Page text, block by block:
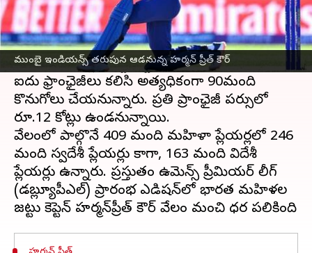
ముంబై ఇండియన్స్ తరుపున ఆడనున్న హర్మన్ ప్రీత్ కౌర్
ఈ వార్తాకథనం ఏంటి
మొట్టమొదటిఉమెన్స్ ప్రీమియర్ లీగ్ వేలంవైభవంగా
ప్రారంభమైంది. ఇప్పటికే ఈ వేలానికి 409 మంది
మహిళా క్రికెటర్లు షార్ట్ లిస్ట్ కాగా.. ఇందులో నుంచి
ఐదు ఫ్రాంఛైజీలు కలిసి అత్యధికంగా 90మంది
కొనుగోలు చేయనున్నారు. ప్రతి ప్రాంఛైజీ పర్సులో
రూ.12 కోట్లు ఉండనున్నాయి.
వేలంలో పాల్గొనే 409 మంది మహిళా ప్లేయర్లలో 246
మంది స్వదేశీ ప్లేయర్లు కాగా, 163 మంది విదేశీ
ప్లేయర్లు ఉన్నారు. ప్రస్తుతం ఉమెన్స్ ప్రీమియర్ లీగ్
(డబ్ల్యూపీఎల్) ప్రారంభ ఎడిషన్‌లో భారత మహిళల